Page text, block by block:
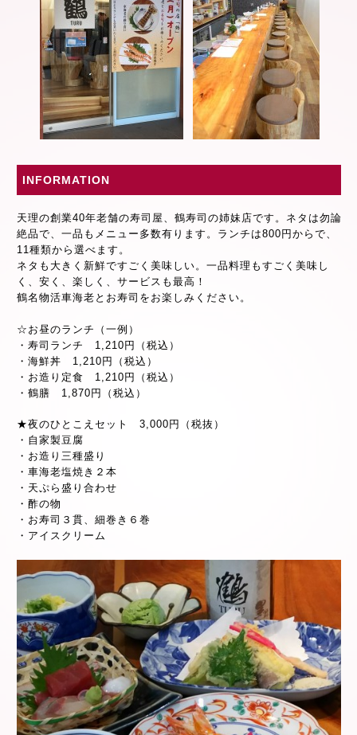
INFORMATION
天理の創業40年老舗の寿司屋、鶴寿司の姉妹店です。ネタは勿論
絶品で、一品もメニュー多数有ります。ランチは800円からで、
11種類から選べます。
ネタも大きく新鮮ですごく美味しい。一品料理もすごく美味し
く、安く、楽しく、サービスも最高！
鶴名物活車海老とお寿司をお楽しみください。
☆お昼のランチ（一例）
・寿司ランチ 1,210円（税込）
・海鮮丼 1,210円（税込）
・お造り定食 1,210円（税込）
・鶴膳 1,870円（税込）
★夜のひとこえセット 3,000円（税抜）
・自家製豆腐
・お造り三種盛り
・車海老塩焼き２本
・天ぷら盛り合わせ
・酢の物
・お寿司３貫、細巻き６巻
・アイスクリーム